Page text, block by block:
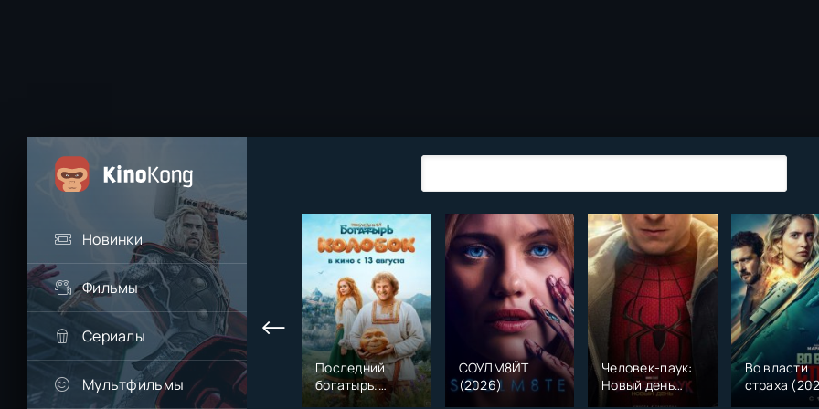
Новинки
Фильмы
Сериалы
Мультфильмы
Последний
богатырь.
Колобок (2026)
СОУЛМ8ЙТ
(2026)
Человек-паук:
Новый день
(2026)
Во власти
страха